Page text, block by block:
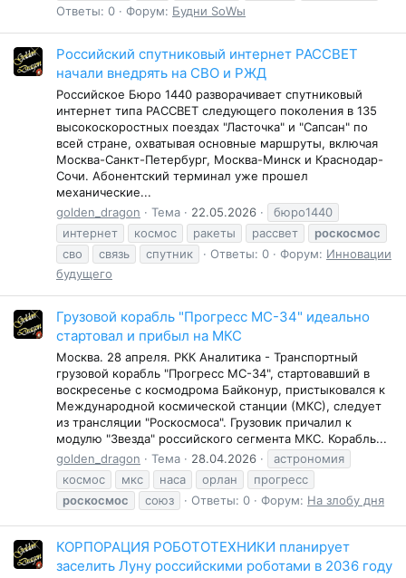
Ответы: 0
Форум: Будни SоWы
Российский спутниковый интернет РАССВЕТ
начали внедрять на СВО и РЖД
Российское Бюро 1440 разворачивает спутниковый
интернет типа РАССВЕТ следующего поколения в 135
высокоскоростных поездах "Ласточка" и "Сапсан" по
всей стране, охватывая основные маршруты, включая
Москва-Санкт-Петербург, Москва-Минск и Краснодар-
Сочи. Абонентский терминал уже прошел
механические...
golden_dragon
Тема 22.05.2026
бюро1440
интернет
космос ракеты рассвет
роскосмос
сво
связь спутник Ответы: 0 Форум: Инновации
будущего
Грузовой корабль "Прогресс МС-34" идеально
стартовал и прибыл на МКС
Москва. 28 апреля. РКК Аналитика - Транспортный
грузовой корабль "Прогресс МС-34", стартовавший в
воскресенье с космодрома Байконур, пристыковался к
Международной космической станции (МКС), следует
из трансляции "Роскосмоса". Грузовик причалил к
модулю "Звезда" российского сегмента МКС. Корабль...
golden_dragon
Тема 28.04.2026
астрономия
космос
мкс наса орлан
прогресс
роскосмос
союз Ответы: 0 Форум: На злобу дня
КОРПОРАЦИЯ РОБОТОТЕХНИКИ планирует
заселить Луну российскими роботами в 2036 году